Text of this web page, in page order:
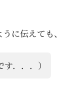
に伝えても、
．．．）